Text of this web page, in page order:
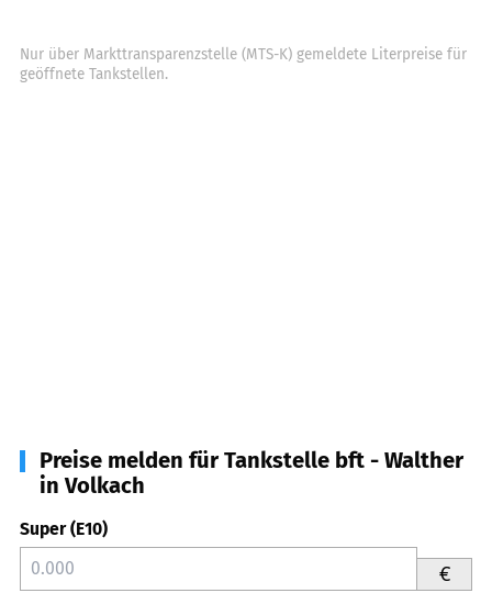
Nur über Markttransparenzstelle (MTS-K) gemeldete Literpreise für
geöffnete Tankstellen.
Preise melden für Tankstelle bft - Walther
in Volkach
Super (E10)
€